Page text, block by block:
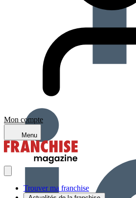
Mon compte
Menu
Trouver ma franchise